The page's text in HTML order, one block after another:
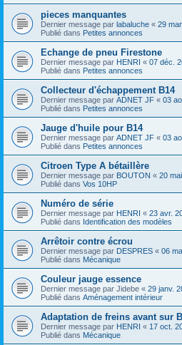
pieces manquantes
Dernier message par labaluche « 29
Publié dans Petites annonces
Echange de pneu Firestone
Dernier message par HENRI « 07 déc.
Publié dans Petites annonces
Collecteur d'échappement B14
Dernier message par ADNET JF « 03
Publié dans Petites annonces
Jauge d'huile pour B14
Dernier message par ADNET JF « 03
Publié dans Petites annonces
Citroen Type A bétaillère
Dernier message par BOUTON « 20
Publié dans Vos 10HP
Numéro de série
Dernier message par HENRI « 23 avr.
Publié dans Identification des modèles
Arrêtoir contre écrou
Dernier message par DESPRES « 06
Publié dans Mécanique
Couleur jauge essence
Dernier message par Jidebe « 29 janv.
Publié dans Aménagement intérieur
Adaptation de freins avant sur
Dernier message par HENRI « 17 oct.
Publié dans Mécanique